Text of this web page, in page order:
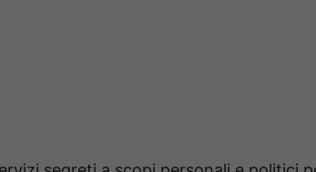
segreti a scopi personali e politici